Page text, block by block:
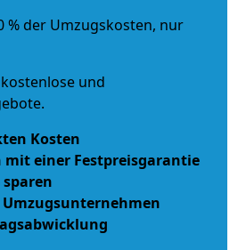
% der Umzugskosten, nur
und
Kosten
mit einer Festpreisgarantie
sparen